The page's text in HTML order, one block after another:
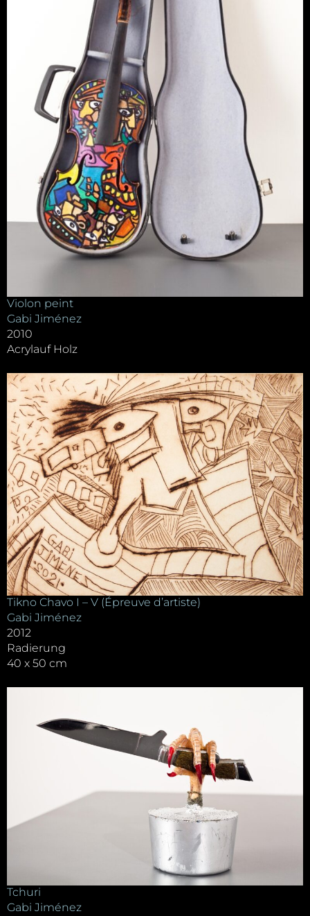
Violon peint
Gabi Jiménez
2010
Acrylauf Holz
Tikno Chavo I – V (Épreuve d’artiste)
Gabi Jiménez
2012
Radierung
40 x 50 cm
Tchuri
Gabi Jiménez